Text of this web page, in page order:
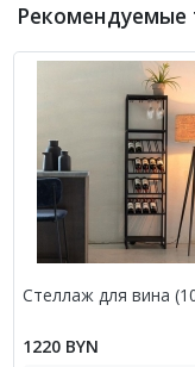
Рекомендуемые
Стеллаж для вина
1220 BYN